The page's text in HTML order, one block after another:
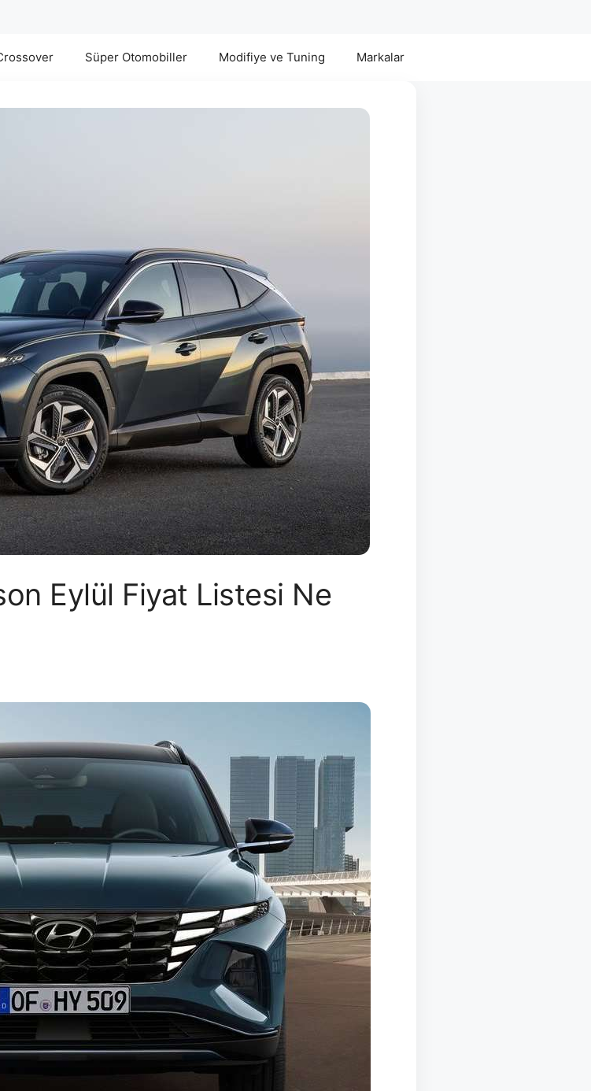
Süper Otomobiller Modifiye ve Tuning Markalar
Eylül Fiyat Listesi Ne